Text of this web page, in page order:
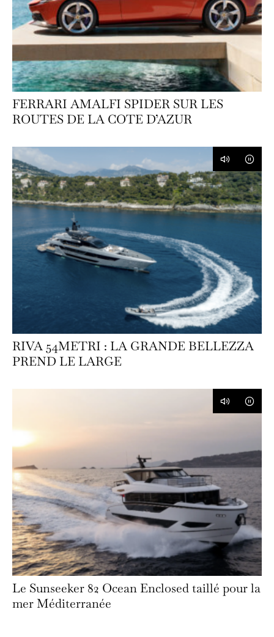
FERRARI AMALFI SPIDER SUR LES
ROUTES DE LA COTE D’AZUR
RIVA 54METRI : LA GRANDE BELLEZZA
PREND LE LARGE
Le Sunseeker 82 Ocean Enclosed taillé pour la
mer Méditerranée